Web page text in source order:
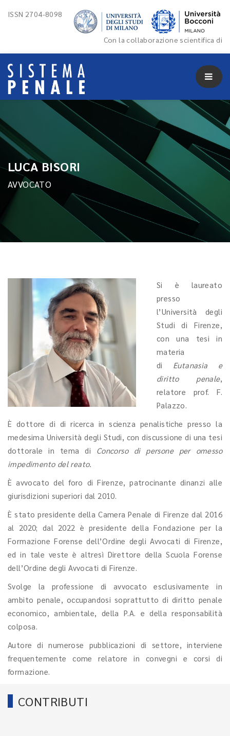
ISSN 2704-8098
Con la collaborazione scientifica di
LUCA BISORI
AVVOCATO
Si è laureato
presso
l’Università degli
Studi di Firenze,
con una tesi in
materia
di Eutanasia e
diritto penale,
relatore prof. F.
Palazzo.
È dottore di di ricerca in scienza penalistiche presso la
medesima Università degli Studi, con discussione di una tesi
dottorale in tema di Concorso di persone per omesso
impedimento del reato.
È avvocato del foro di Firenze, patrocinante dinanzi alle
giurisdizioni superiori dal 2010.
È stato presidente della Camera Penale di Firenze dal 2016
al 2020; dal 2022 è presidente della Fondazione per la
Formazione Forense dell’Ordine degli Avvocati di Firenze,
ed in tale veste è altresì Direttore della Scuola Forense
dell’Ordine degli Avvocati di Firenze.
Svolge la professione di avvocato esclusivamente in
ambito penale, occupandosi soprattutto di diritto penale
economico, ambientale, della P.A. e della responsabilità
colposa.
Autore di numerose pubblicazioni di settore, interviene
frequentemente come relatore in convegni e corsi di
formazione.
CONTRIBUTI